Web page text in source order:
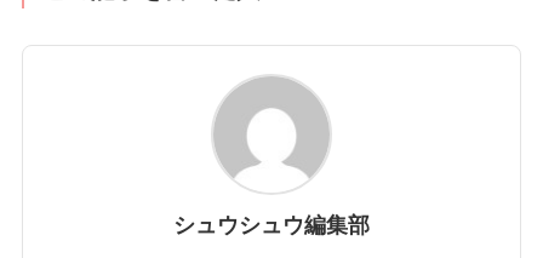
シュウシュウ編集部